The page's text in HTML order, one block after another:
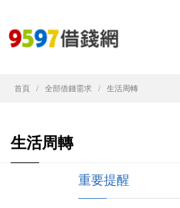
首頁 全部借錢需求 生活周轉
生活周轉
重要提醒